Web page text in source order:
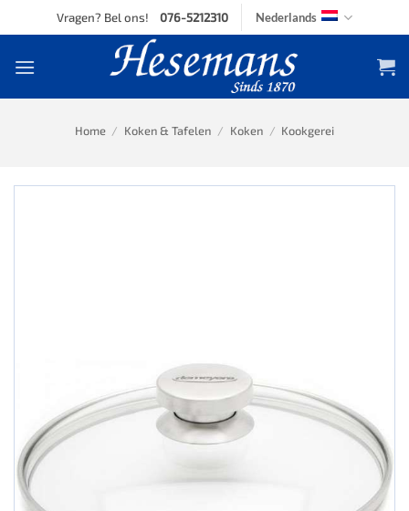
to
Vragen? Bel ons! 076-5212310 Nederlands
Home / Koken & Tafelen / Koken / Kookgerei